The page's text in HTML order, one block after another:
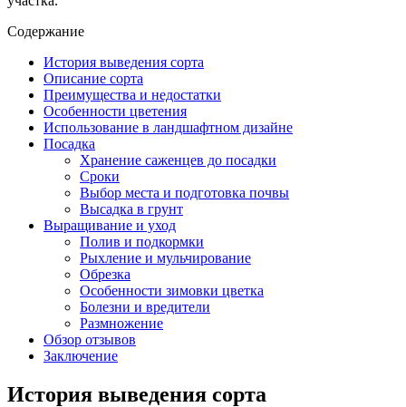
Содержание
История выведения сорта
Описание сорта
Преимущества и недостатки
Особенности цветения
Использование в ландшафтном дизайне
Посадка
Хранение саженцев до посадки
Сроки
Выбор места и подготовка почвы
Высадка в грунт
Выращивание и уход
Полив и подкормки
Рыхление и мульчирование
Обрезка
Особенности зимовки цветка
Болезни и вредители
Размножение
Обзор отзывов
Заключение
История выведения сорта